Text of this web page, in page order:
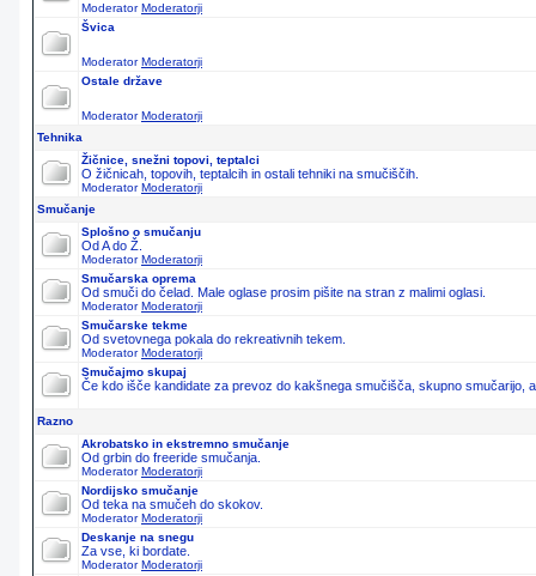
ModeratorModeratorji
Švica
ModeratorModeratorji
Ostale države
ModeratorModeratorji
Tehnika
Žičnice, snežni topovi, teptalci
O žičnicah, topovih, teptalcih in ostali tehniki na smučiščih.
ModeratorModeratorji
Smučanje
Splošno o smučanju
Od A do Ž.
ModeratorModeratorji
Smučarska oprema
Od smuči do čelad. Male oglase prosim pišite na stran z malimi oglasi.
ModeratorModeratorji
Smučarske tekme
Od svetovnega pokala do rekreativnih tekem.
ModeratorModeratorji
Smučajmo skupaj
Če kdo išče kandidate za prevoz do kakšnega smučišča, skupno smučarijo,
Razno
Akrobatsko in ekstremno smučanje
Od grbin do freeride smučanja.
ModeratorModeratorji
Nordijsko smučanje
Od teka na smučeh do skokov.
ModeratorModeratorji
Deskanje na snegu
Za vse, ki bordate.
ModeratorModeratorji